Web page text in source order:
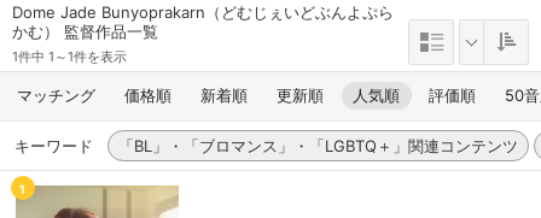
Dome Jade Bunyoprakarn（どむじぇいどぶんよぷら
かむ） 監督作品一覧
1件中 1～1件を表示
マッチング 価格順 新着順 更新順 人気順 評価順 50
キーワード 「BL」・「ブロマンス」・「LGBTQ＋」関連コンテンツ
1